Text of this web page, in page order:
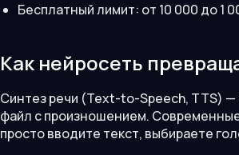
Бесплатный лимит: от 10 000 до 1
Как нейросеть
Синтез речи (Text-to-Speech, TTS) —
файл с произношением.
просто вводите текст, выбираете